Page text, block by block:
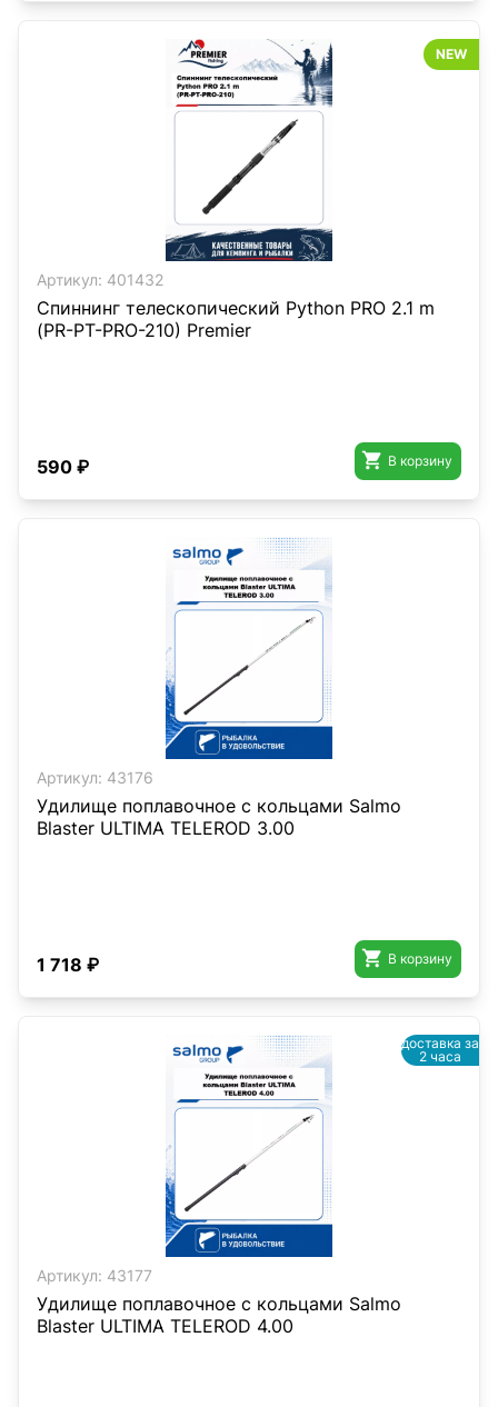
Артикул: 401432
Спиннинг телескопический Python PRO 2.1 m
(РR-PT-PRO-210) Premier
590 ₽  В корзину
NEW
Артикул: 43176
Удилище поплавочное с кольцами Salmo
Blaster ULTIMA TELEROD 3.00
1 718 ₽  В корзину
Артикул: 43177
Удилище поплавочное с кольцами Salmo
Blaster ULTIMA TELEROD 4.00
доставка за
2 часа